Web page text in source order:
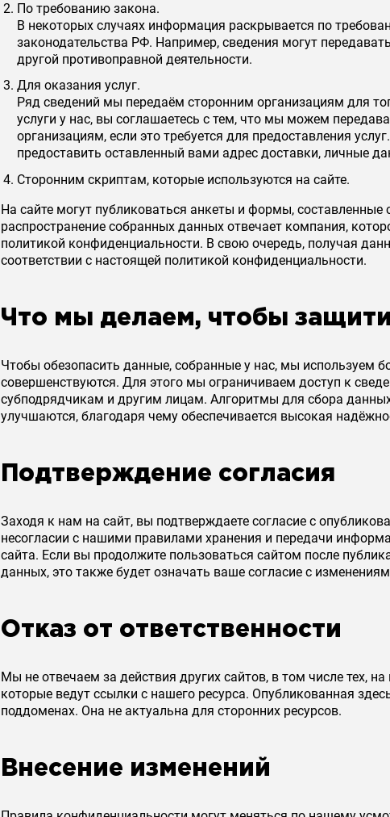
По требованию закона.
В некоторых случаях информация раскрывается по
законодательства РФ. Например, сведения могут
другой противоправной деятельности.
Для оказания услуг.
Ряд сведений мы передаём сторонним организациям для
услуги у нас, вы соглашаетесь с тем, что мы можем
организациям, если это требуется для предоставления
предоставить оставленный вами адрес доставки, личные
Сторонним скриптам, которые используются на сайте.
На сайте могут публиковаться анкеты и формы,
распространение собранных данных отвечает компания,
политикой конфиденциальности. В свою очередь, получая
соответствии с настоящей политикой конфиденциальности.
Что мы делаем, чтобы
Чтобы обезопасить данные, собранные у нас, мы используем
совершенствуются. Для этого мы ограничиваем доступ к
субподрядчикам и другим лицам. Алгоритмы для сбора
улучшаются, благодаря чему обеспечивается высокая
Подтверждение согласия
Заходя к нам на сайт, вы подтверждаете согласие с
несогласии с нашими правилами хранения и передачи
сайта. Если вы продолжите пользоваться сайтом после
данных, это также будет означать ваше согласие с
Отказ от ответственности
Мы не отвечаем за действия других сайтов, в том числе тех,
которые ведут ссылки с нашего ресурса. Опубликованная
поддоменах. Она не актуальна для сторонних ресурсов.
Внесение изменений